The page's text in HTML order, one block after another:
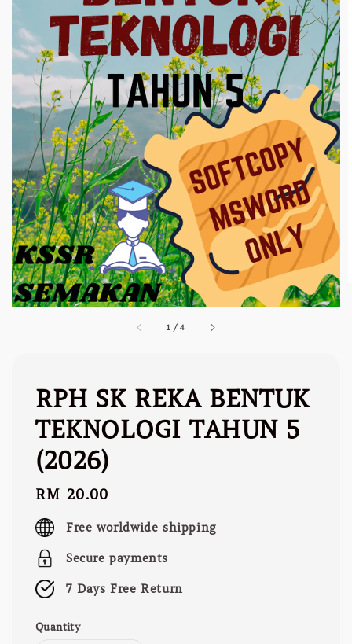
1 /4
RPH SK REKA BENTUK
TEKNOLOGI TAHUN 5
(2026)
Regular
price
RM 20.00
Free worldwide shipping
Secure payments
7 Days Free Return
Quantity